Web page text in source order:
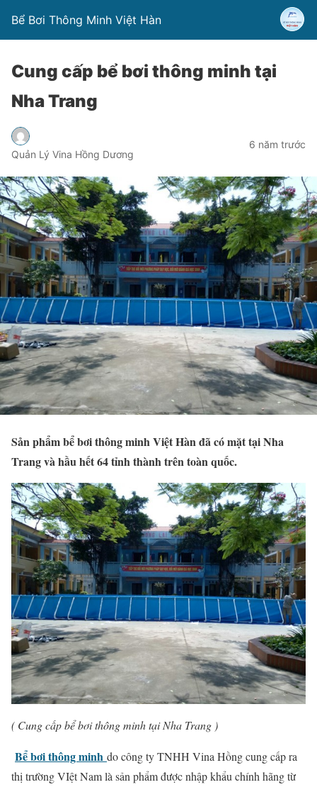
Bể Bơi Thông Minh Việt Hàn
Cung cấp bể bơi thông minh tại
Nha Trang
Quản Lý Vina Hồng Dương
6 năm trước
Sản phẩm bể bơi thông minh Việt Hàn đã có mặt tại Nha
Trang và hầu hết 64 tỉnh thành trên toàn quốc.
( Cung cấp bể bơi thông minh tại Nha Trang )
Bể bơi thông minh do công ty TNHH Vina Hồng cung cấp ra
thị trường VIệt Nam là sản phẩm được nhập khẩu chính hãng từ